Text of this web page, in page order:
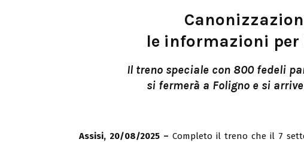
le informazioni
Il treno speciale con 800 fedeli
si fermerà a Foligno e si
Assisi, 20/08/2025– Completo il treno che il 7